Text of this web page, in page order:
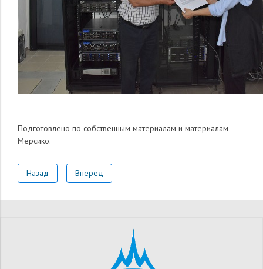
Подготовлено по собственным материалам и материалам
Мерсико.
Назад Вперед